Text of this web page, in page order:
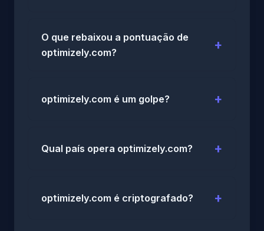
O que rebaixou a pontuação de
optimizely.com?
optimizely.com é um golpe?
Qual país opera optimizely.com?
optimizely.com é criptografado?